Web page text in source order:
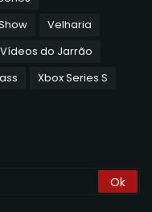
Velharia
Vídeos do Jarrão
Xbox Series S